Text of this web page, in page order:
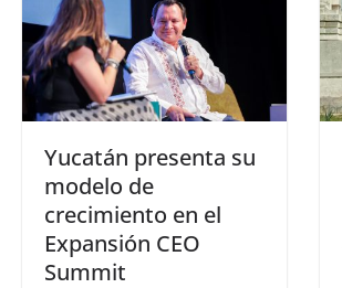
Yucatán presenta su
modelo de
crecimiento en el
Expansión CEO
Summit